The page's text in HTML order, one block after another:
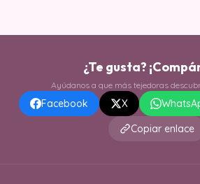
¿Te gusta?
Ayúdanos a que más tejedoras
Facebook X
Copiar enlace